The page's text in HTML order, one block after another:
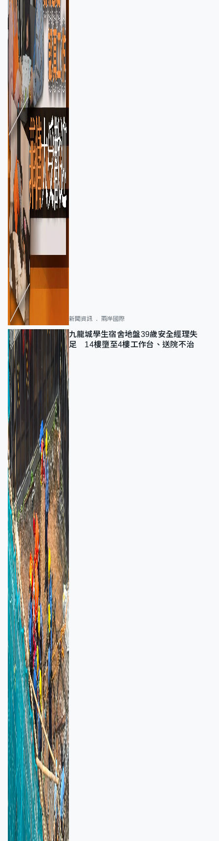
新聞資訊 兩岸國際
九龍城學生宿舍地盤39歲安全經理失
足 14樓墮至4樓工作台、送院不治